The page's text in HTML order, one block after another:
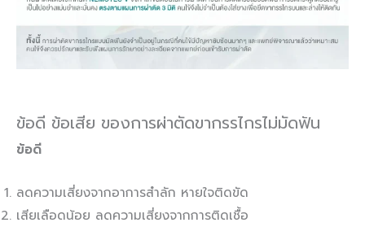
ข้อดี ข้อเสีย ของการผ่าตัดขากรรไกรไม่มัดฟัน
ข้อดี
ลดความเสี่ยงจากอาการสำลัก หายใจติดขัด
เสียเลือดน้อย ลดความเสี่ยงจากการติดเชื้อ